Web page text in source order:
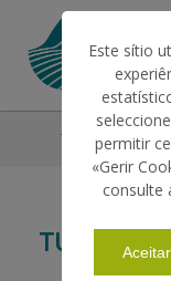
AJUDAS/APOIOS
Tutoriais
TUTORIAIS
Este sítio
permitir
«Gerir
consulte